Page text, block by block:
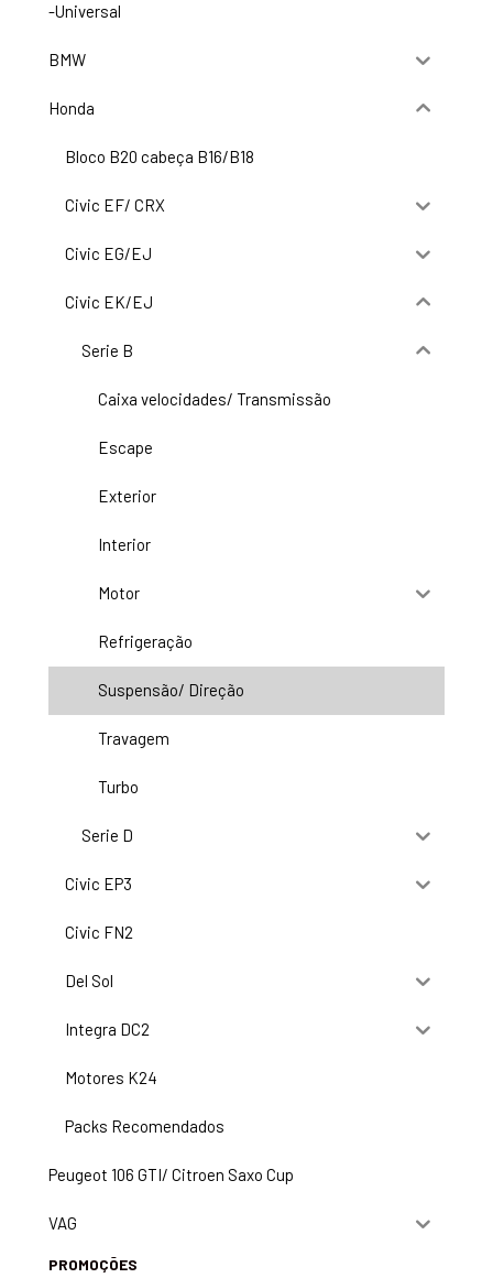
-Universal
BMW
Honda
Bloco B20 cabeça B16/B18
Civic EF/ CRX
Civic EG/EJ
Civic EK/EJ
Serie B
Caixa velocidades/ Transmissão
Escape
Exterior
Interior
Motor
Refrigeração
Suspensão/ Direção
Travagem
Turbo
Serie D
Civic EP3
Civic FN2
Del Sol
Integra DC2
Motores K24
Packs Recomendados
Peugeot 106 GTI/ Citroen Saxo Cup
VAG
PROMOÇÕES